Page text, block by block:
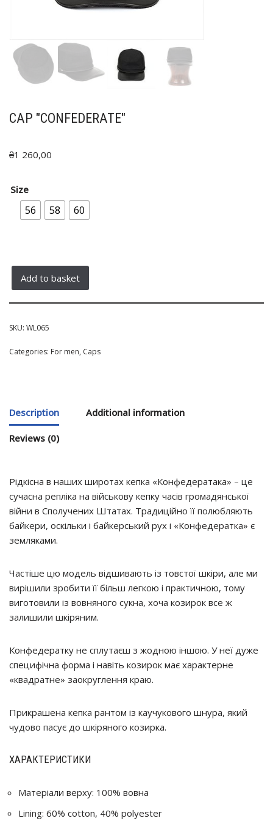
CAP "CONFEDERATE"
₴1 260,00
Size
56 58 60
Add to basket
SKU: WL065
Categories: For men, Caps
Description Additional information
Reviews (0)
Рідкісна в наших широтах кепка «Конфедератака» – це
сучасна репліка на військову кепку часів громадянської
війни в Сполучених Штатах. Традиційно її полюбляють
байкери, оскільки і байкерський рух і «Конфедератка» є
земляками.
Частіше цю модель відшивають із товстої шкіри, але ми
вирішили зробити її більш легкою і практичною, тому
виготовили із вовняного сукна, хоча козирок все ж
залишили шкіряним.
Конфедератку не сплутаєш з жодною іншою. У неї дуже
специфічна форма і навіть козирок має характерне
«квадратне» заокруглення краю.
Прикрашена кепка рантом із каучукового шнура, який
чудово пасує до шкіряного козирка.
ХАРАКТЕРИСТИКИ
Матеріали верху: 100% вовна
Lining: 60% cotton, 40% polyester